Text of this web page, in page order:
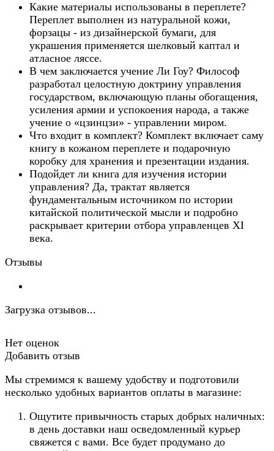
Какие материалы использованы в переплете?
Переплет выполнен из натуральной кожи,
форзацы - из дизайнерской бумаги, для
украшения применяется шелковый каптал и
атласное ляссе.
В чем заключается учение Ли Гоу? Философ
разработал целостную доктрину управления
государством, включающую планы обогащения,
усиления армии и успокоения народа, а также
учение о «цзинцзи» - управлении миром.
Что входит в комплект? Комплект включает саму
книгу в кожаном переплете и подарочную
коробку для хранения и презентации издания.
Подойдет ли книга для изучения истории
управления? Да, трактат является
фундаментальным источником по истории
китайской политической мысли и подробно
раскрывает критерии отбора управленцев XI
века.
Отзывы
Загрузка отзывов...
Нет оценок
Добавить отзыв
Мы стремимся к вашему удобству и подготовили
несколько удобных вариантов оплаты в магазине:
Ощутите привычность старых добрых наличных:
в день доставки наш осведомленный курьер
свяжется с вами. Все будет продумано до